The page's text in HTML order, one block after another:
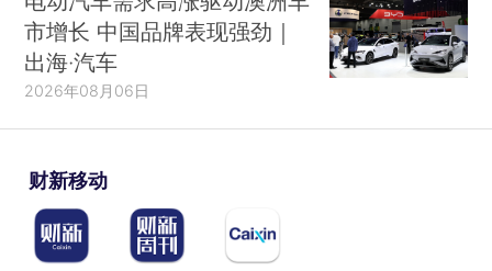
市增长 中国品牌表现强劲｜
出海·汽车
2026年08月06日
财新移动